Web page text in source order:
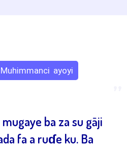
ayoyi
ba za su gāji
fa a ruɗe ku. Ba